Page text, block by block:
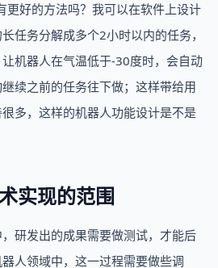
更好的方法吗？我可以在软件上设计
任务分解成多个2小时以内的任务，
机器人在气温低于-30度时，会自动
续之前的任务往下做；这样带给用
多，这样的机器人功能设计是不是
实现的范围
研发出的成果需要做测试，才能后
人领域中，这一过程需要做些调